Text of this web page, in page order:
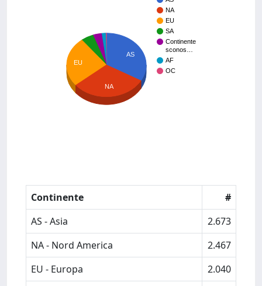
NA
EU
SA
Continente
sconos…
AF
OC
AS
EU
NA
Continente
#
AS - Asia
2.673
NA - Nord America
2.467
EU - Europa
2.040